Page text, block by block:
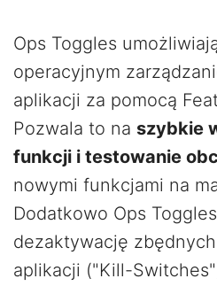
Ops Toggles
operacyjnym
aplikacji za pomocą
Pozwala to na szybkie
funkcji i testowanie
nowymi funkcjami na
Dodatkowo Ops
dezaktywację
aplikacji ("Kill-